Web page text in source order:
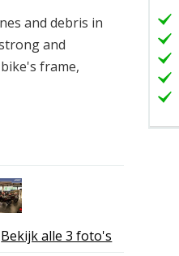
and debris in
and
frame,
Bekijk alle 3 foto's